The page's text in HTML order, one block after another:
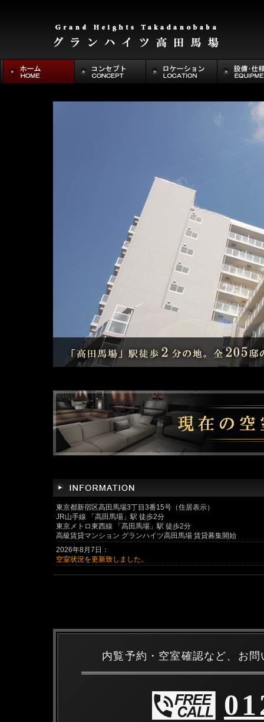
東京都新宿区高田馬場3丁目3番15号（住居表示）
JR山手線 「高田馬場」駅 徒歩2分
東京メトロ東西線 「高田馬場」駅 徒歩2分
高級賃貸マンション グランハイツ高田馬場 賃貸募集開始
2026年8月7日：
空室状況を更新致しました。
内覧予約・空室確認など、お